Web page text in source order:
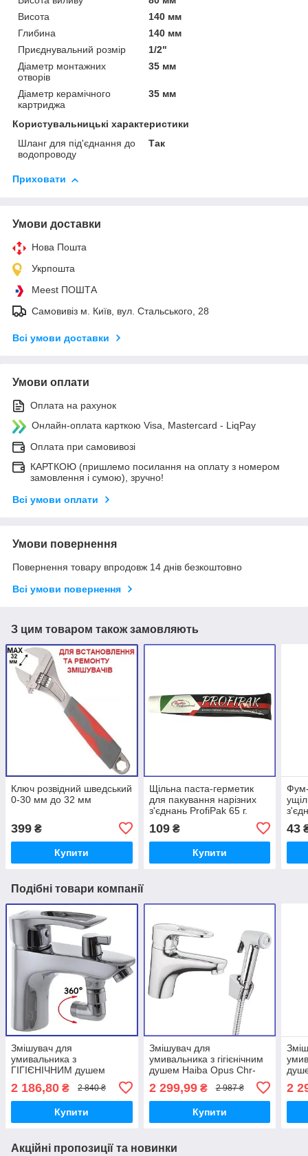
Висота
140 мм
Глибина
140 мм
Приєднувальний розмір
1/2"
Діаметр монтажних
отворів
35 мм
Діаметр керамічного
картриджа
35 мм
Користувальницькі характеристики
Шланг для під'єднання до
водопроводу
Так
Приховати
Умови доставки
Нова Пошта
Укрпошта
Meest ПОШТА
Самовивіз м. Київ, вул. Стальського, 28
Всі умови доставки
Умови оплати
Оплата на рахунок
Онлайн-оплата карткою Visa, Mastercard - LiqPay
Оплата при самовивозі
КАРТКОЮ (пришлемо посилання на оплату з номером
замовлення і сумою), зручно!
Всі умови оплати
Умови повернення
Повернення товару впродовж 14 днів безкоштовно
Всі умови повернення
З цим товаром також замовляють
Ключ розвідний шведський
0-30 мм до 32 мм
399 ₴
Купити
Щільна паста-герметик
для пакування нарізних
з'єднань ProfiPak 65 г.
109₴
Купити
Фум-
43
Подібні товари компанії
Змішувач для
умивальника з
ГІГІЄНІЧНИМ душем
2 186,80 ₴ 2 840 ₴
Купити
Змішувач для
умивальника з гігієнічним
душем Haiba Opus Chr-
001 (SH) (HB0682) Хайба
Опус Відео
2 299,99₴ 2 987 ₴
Купити
2
Акційні пропозиції та новинки